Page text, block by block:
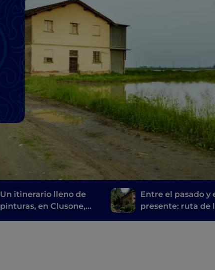
Un itinerario lleno de
pinturas, en Clusone,
Entre el pasado y
presente: ruta de